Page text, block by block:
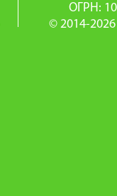
ОГРН:
© 2014-